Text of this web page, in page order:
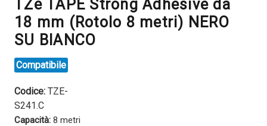
TZe TAPE Strong Adhesive da
18 mm (Rotolo 8 metri) NERO
SU BIANCO
Compatibile
Codice: TZE-
S241.C
Capacità: 8 metri